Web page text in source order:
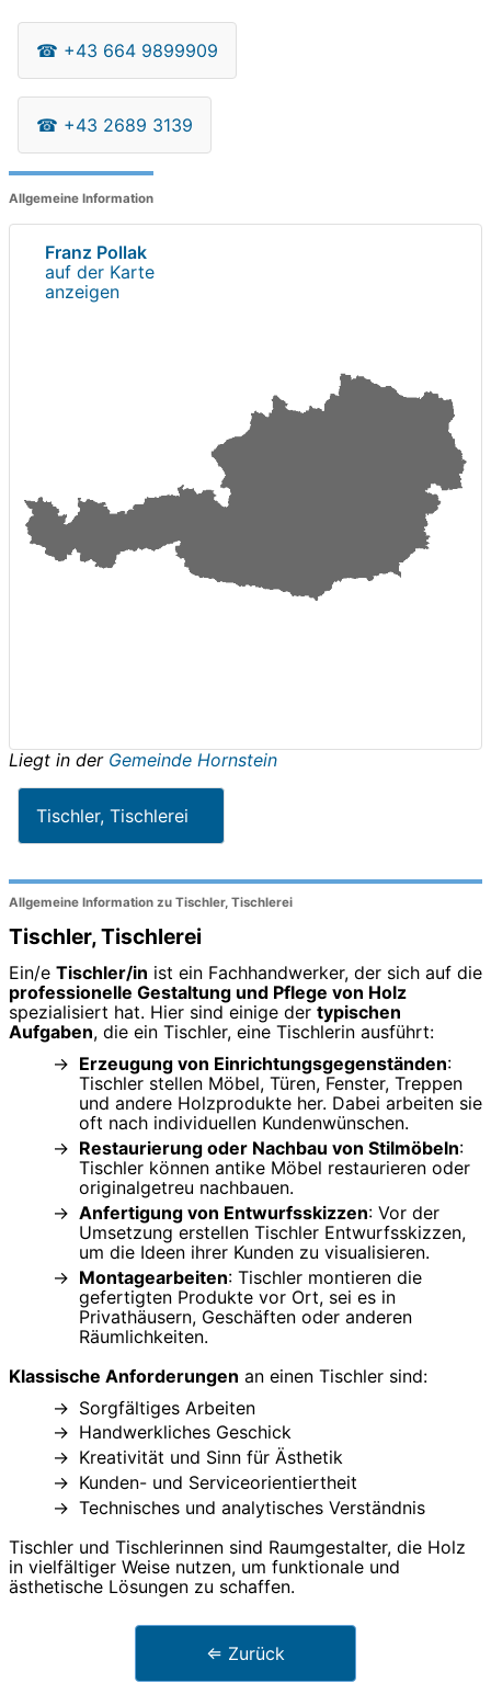
☎ +43 664 9899909
☎ +43 2689 3139
Allgemeine Information
Franz Pollak
auf der Karte
anzeigen
Liegt in der Gemeinde Hornstein
Tischler, Tischlerei
Allgemeine Information zu Tischler, Tischlerei
Tischler, Tischlerei
Ein/e Tischler/in ist ein Fachhandwerker, der sich auf die
professionelle Gestaltung und Pflege von Holz
spezialisiert hat. Hier sind einige der typischen
Aufgaben, die ein Tischler, eine Tischlerin ausführt:
Erzeugung von Einrichtungsgegenständen:
Tischler stellen Möbel, Türen, Fenster, Treppen
und andere Holzprodukte her. Dabei arbeiten sie
oft nach individuellen Kundenwünschen.
Restaurierung oder Nachbau von Stilmöbeln:
Tischler können antike Möbel restaurieren oder
originalgetreu nachbauen.
Anfertigung von Entwurfsskizzen: Vor der
Umsetzung erstellen Tischler Entwurfsskizzen,
um die Ideen ihrer Kunden zu visualisieren.
Montagearbeiten: Tischler montieren die
gefertigten Produkte vor Ort, sei es in
Privathäusern, Geschäften oder anderen
Räumlichkeiten.
Klassische Anforderungen an einen Tischler sind:
Sorgfältiges Arbeiten
Handwerkliches Geschick
Kreativität und Sinn für Ästhetik
Kunden- und Serviceorientiertheit
Technisches und analytisches Verständnis
Tischler und Tischlerinnen sind Raumgestalter, die Holz
in vielfältiger Weise nutzen, um funktionale und
ästhetische Lösungen zu schaffen.
⇐ Zurück